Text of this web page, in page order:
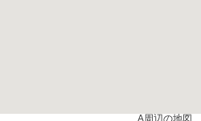
A周辺の地図